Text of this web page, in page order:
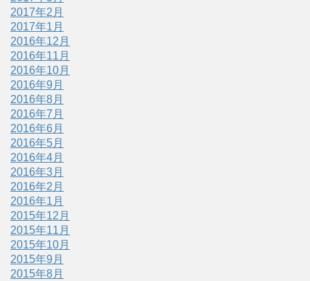
2017年2月
2017年1月
2016年12月
2016年11月
2016年10月
2016年9月
2016年8月
2016年7月
2016年6月
2016年5月
2016年4月
2016年3月
2016年2月
2016年1月
2015年12月
2015年11月
2015年10月
2015年9月
2015年8月